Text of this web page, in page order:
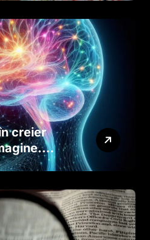
creier
rolul